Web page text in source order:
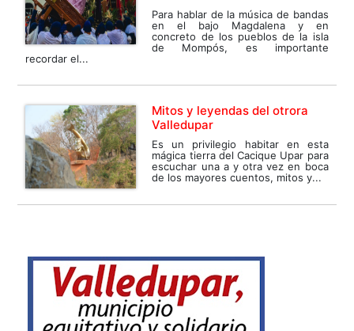
Para hablar de la música de bandas
en el bajo Magdalena y en
concreto de los pueblos de la isla
de Mompós, es importante
recordar el...
Mitos y leyendas del otrora
Valledupar
Es un privilegio habitar en esta
mágica tierra del Cacique Upar para
escuchar una a y otra vez en boca
de los mayores cuentos, mitos y...